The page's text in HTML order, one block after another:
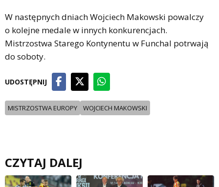
W następnych dniach Wojciech Makowski powalczy
o kolejne medale w innych konkurencjach.
Mistrzostwa Starego Kontynentu w Funchal potrwają
do soboty.
UDOSTĘPNIJ
MISTRZOSTWA EUROPY WOJCIECH MAKOWSKI
CZYTAJ DALEJ